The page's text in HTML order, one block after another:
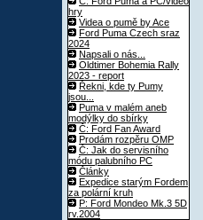
hry
Videa o pumě by Ace
Ford Puma Czech sraz
2024
Napsali o nás...
Oldtimer Bohemia Rally
2023 - report
Řekni, kde ty Pumy
jsou...
Puma v malém aneb
modýlky do sbírky
Č: Ford Fan Award
Prodám rozpěru OMP
Č: Jak do servisního
módu palubního PC
Články
Expedice starým Fordem
za polární kruh
P: Ford Mondeo Mk.3 5D
rv.2004